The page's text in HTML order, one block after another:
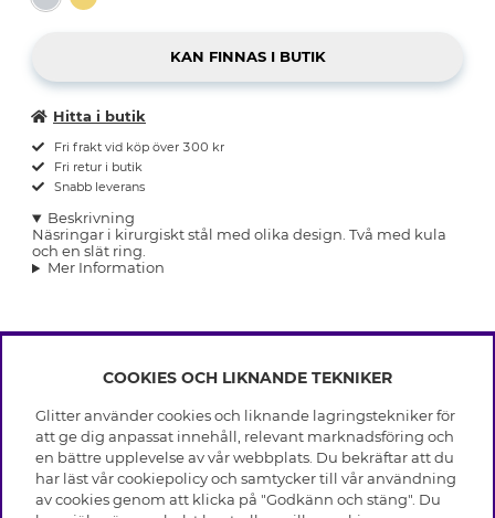
Hitta i butik
Fri frakt vid köp över 300 kr
Fri retur i butik
Snabb leverans
Beskrivning
Näsringar i kirurgiskt stål med olika design. Två med kula
och en slät ring.
Mer Information
INFO
Leverans
Villkor
Integritetspolicy
Cookies
OM GLITTER
Black Friday
Våra butiker
HJÄLP
COOKIES OCH LIKNANDE TEKNIKER
Glitter använder cookies och liknande lagringstekniker för
att ge dig anpassat innehåll, relevant marknadsföring och
en bättre upplevelse av vår webbplats. Du bekräftar att du
har läst vår cookiepolicy och samtycker till vår användning
av cookies genom att klicka på "Godkänn och stäng". Du